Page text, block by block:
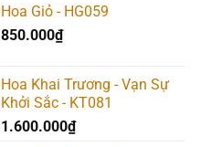
Hoa Giỏ - HG059
850.000₫
Hoa Khai Trương - Vạn Sự
Khởi Sắc - KT081
1.600.000₫